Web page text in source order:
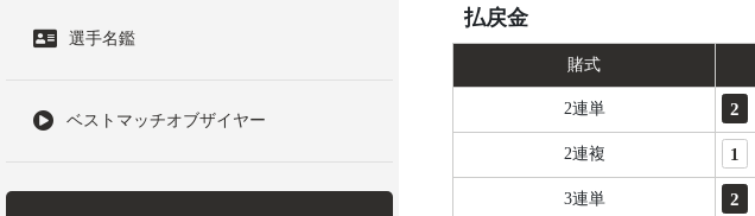
選手名鑑
ベストマッチオブザイヤー
払戻金
賭式
2連単 2
2連複 1
3連単 2